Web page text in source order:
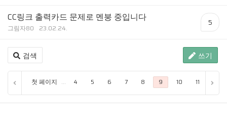
CC링크 출력카드 문제로 멘붕 중입니다
그림자80 23.02.24.
5
검색 쓰기
첫 페이지 ... 4 5 6 7 8 9 10 11 12